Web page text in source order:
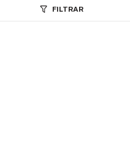
FILTRAR